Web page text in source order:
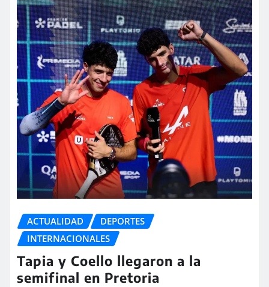
ACTUALIDAD
DEPORTES
INTERNACIONALES
Tapia y Coello llegaron a la
semifinal en Pretoria